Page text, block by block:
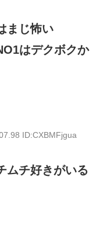
まじ怖い
はデクボクか
ID:CXBMFjgua
ムチ好きがいる